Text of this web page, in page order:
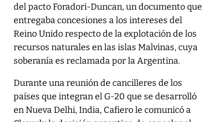
del pacto Foradori-Duncan, un documento que
entregaba concesiones a los intereses del
Reino Unido respecto de la explotación de los
recursos naturales en las islas Malvinas, cuya
soberanía es reclamada por la Argentina.
Durante una reunión de cancilleres de los
países que integran el G-20 que se desarrolló
en Nueva Delhi, India, Cafiero le comunicó a